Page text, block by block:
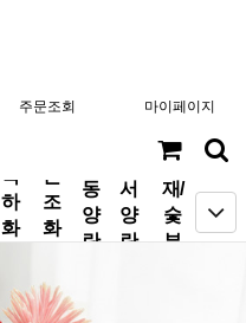
주문조회 마이페이지
축
하
화
근
조
화
동
양
란
서
양
란
분
재/
숯
부